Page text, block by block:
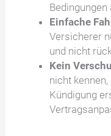
Einfache
Versicherer
und nicht
Kein
nicht
Kündigung